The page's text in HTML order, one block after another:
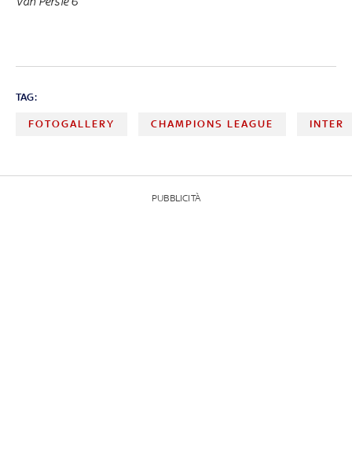
TAG:
FOTOGALLERY CHAMPIONS LEAGUE INTER
PUBBLICITÀ